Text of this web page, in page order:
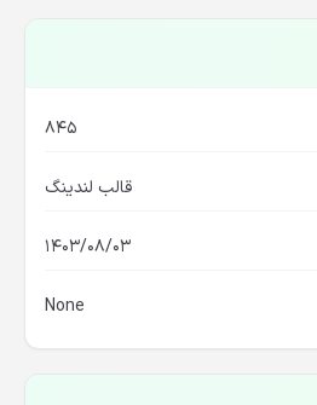
845
قالب لندینگ
1403/08/03
None